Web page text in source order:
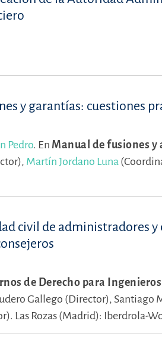
y garantías: cuestiones
Pedro. En Manual de fusiones y
Martín Jordano Luna
civil de administradores
de Derecho para
Gallego (Director), Santiago
Las Rozas (Madrid): Iberdrola-